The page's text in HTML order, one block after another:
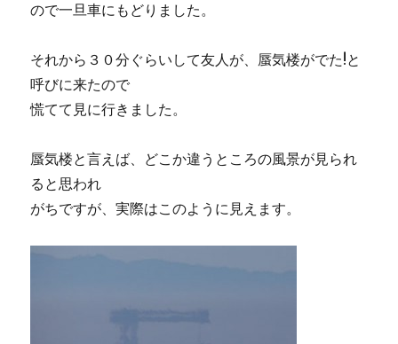
ので一旦車にもどりました。
それから３０分ぐらいして友人が、蜃気楼がでた!と
呼びに来たので
慌てて見に行きました。
蜃気楼と言えば、どこか違うところの風景が見られ
ると思われ
がちですが、実際はこのように見えます。